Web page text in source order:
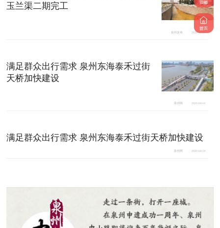
玉兰渠二期完工
泉州发布 2020-04-25
满足群众出行需求 泉州东海泰禾过街
天桥加快建设
泉州网 2020-04-14
满足群众出行需求 泉州东海泰禾过街天桥加快建设
泉州网 2020-04-14